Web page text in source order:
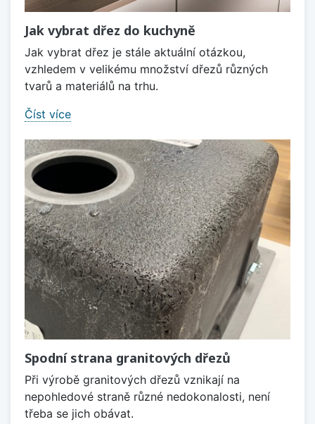
Jak vybrat dřez do kuchyně
Jak vybrat dřez je stále aktuální otázkou,
vzhledem v velikému množství dřezů různých
tvarů a materiálů na trhu.
Číst více
Spodní strana granitových dřezů
Při výrobě granitových dřezů vznikají na
nepohledové straně různé nedokonalosti, není
třeba se jich obávat.